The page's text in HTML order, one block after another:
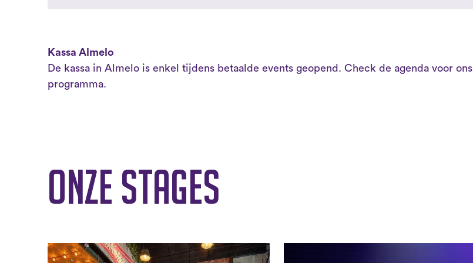
Kassa Almelo
De kassa in Almelo is enkel tijdens betaalde events geopend. Check de agenda voor ons
programma.
Onze stages